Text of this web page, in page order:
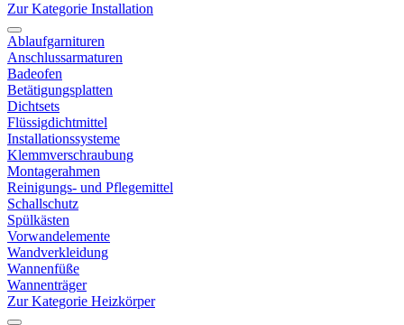
Zur Kategorie Installation
Ablaufgarnituren
Anschlussarmaturen
Badeofen
Betätigungsplatten
Dichtsets
Flüssigdichtmittel
Installationssysteme
Klemmverschraubung
Montagerahmen
Reinigungs- und Pflegemittel
Schallschutz
Spülkästen
Vorwandelemente
Wandverkleidung
Wannenfüße
Wannenträger
Zur Kategorie Heizkörper